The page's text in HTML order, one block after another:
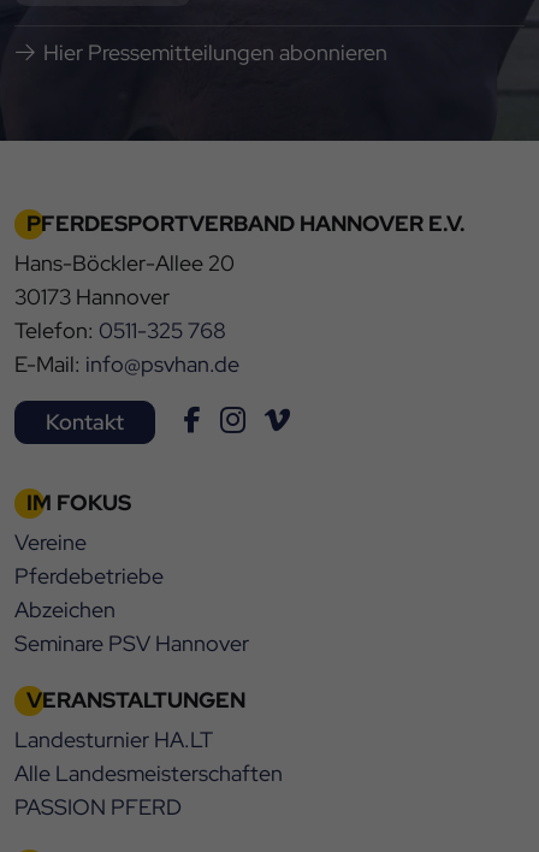
Hier Pressemitteilungen abonnieren
PFERDESPORTVERBAND HANNOVER E.V.
Hans-Böckler-Allee 20
30173 Hannover
Telefon: 0511-325 768
E-Mail: info@psvhan.de
Kontakt
IM FOKUS
Vereine
Pferdebetriebe
Abzeichen
Seminare PSV Hannover
VERANSTALTUNGEN
Landesturnier HA.LT
Alle Landesmeisterschaften
PASSION PFERD